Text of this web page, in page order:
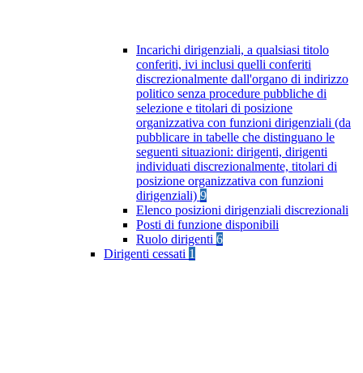
Incarichi dirigenziali, a qualsiasi titolo
conferiti, ivi inclusi quelli conferiti
discrezionalmente dall'organo di indirizzo
politico senza procedure pubbliche di
selezione e titolari di posizione
organizzativa con funzioni dirigenziali (da
pubblicare in tabelle che distinguano le
seguenti situazioni: dirigenti, dirigenti
individuati discrezionalmente, titolari di
posizione organizzativa con funzioni
dirigenziali) 9
Elenco posizioni dirigenziali discrezionali
Posti di funzione disponibili
Ruolo dirigenti 6
Dirigenti cessati 1